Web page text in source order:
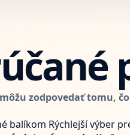
zodpovedať tomu,
balíkom Rýchlejší výber